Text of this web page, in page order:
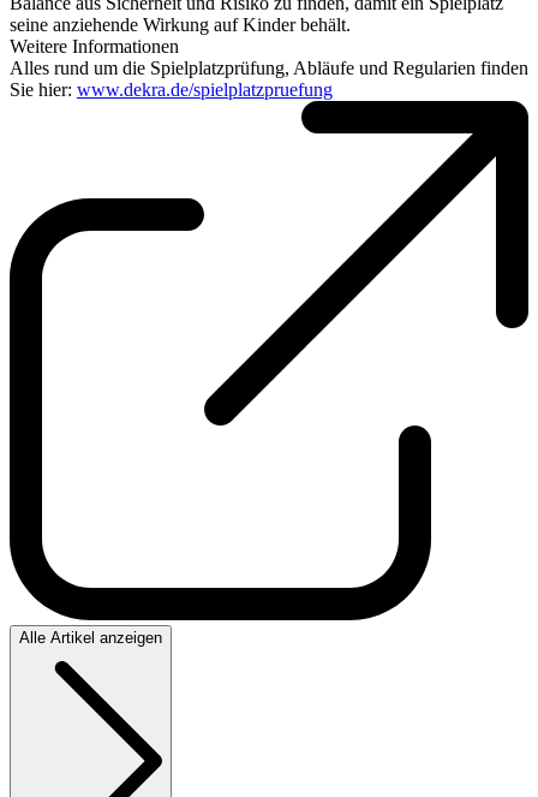
seine anziehende Wirkung auf Kinder behält.
Weitere Informationen
Alles rund um die Spielplatzprüfung, Abläufe und Regularien finden
Sie hier: www.dekra.de/spielplatzpruefung
Alle Artikel anzeigen